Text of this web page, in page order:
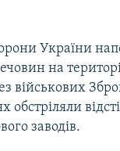
України
на
військових
обстріляли
заводів.